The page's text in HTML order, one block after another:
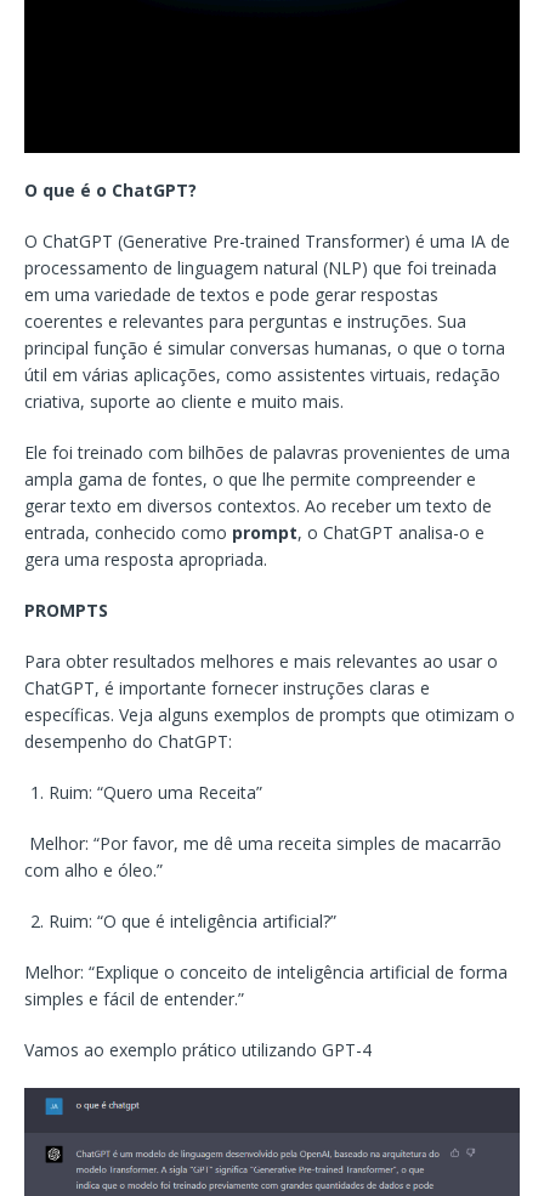
O que é o ChatGPT?
O ChatGPT (Generative Pre-trained Transformer) é uma IA de
processamento de linguagem natural (NLP) que foi treinada
em uma variedade de textos e pode gerar respostas
coerentes e relevantes para perguntas e instruções. Sua
principal função é simular conversas humanas, o que o torna
útil em várias aplicações, como assistentes virtuais, redação
criativa, suporte ao cliente e muito mais.
Ele foi treinado com bilhões de palavras provenientes de uma
ampla gama de fontes, o que lhe permite compreender e
gerar texto em diversos contextos. Ao receber um texto de
entrada, conhecido como prompt, o ChatGPT analisa-o e
gera uma resposta apropriada.
PROMPTS
Para obter resultados melhores e mais relevantes ao usar o
ChatGPT, é importante fornecer instruções claras e
específicas. Veja alguns exemplos de prompts que otimizam o
desempenho do ChatGPT:
Ruim: “Quero uma Receita”
Melhor: “Por favor, me dê uma receita simples de macarrão
com alho e óleo.”
Ruim: “O que é inteligência artificial?”
Melhor: “Explique o conceito de inteligência artificial de forma
simples e fácil de entender.”
Vamos ao exemplo prático utilizando GPT-4